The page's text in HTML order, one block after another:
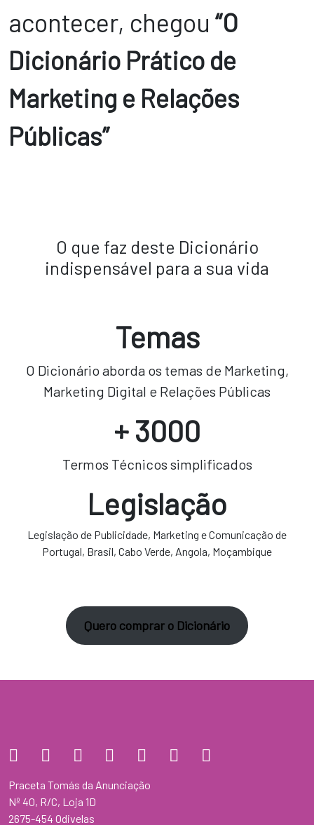
acontecer, chegou “O
Dicionário Prático de
Marketing e Relações
Públicas”
O que faz deste Dicionário
indispensável para a sua vida
Temas
O Dicionário aborda os temas de Marketing,
Marketing Digital e Relações Públicas
+ 3000
Termos Técnicos simplificados
Legislação
Legislação de Publicidade, Marketing e Comunicação de
Portugal, Brasil, Cabo Verde, Angola, Moçambique
Quero comprar o Dicionário
Praceta Tomás da Anunciação
Nº 40, R/C, Loja 1D
2675-454 Odivelas